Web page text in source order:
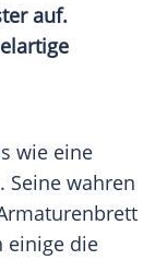
auf.
wie eine
. Seine wahren
einige die